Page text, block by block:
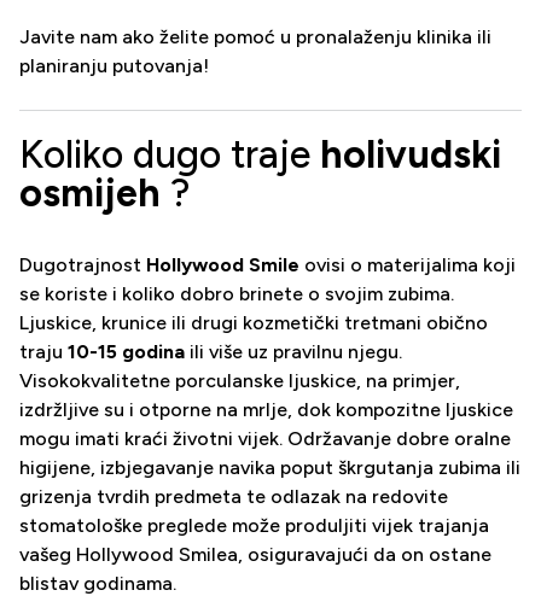
Javite nam ako želite pomoć u pronalaženju klinika ili
planiranju putovanja!
Koliko dugo traje holivudski
osmijeh ?
Dugotrajnost Hollywood Smile ovisi o materijalima koji
se koriste i koliko dobro brinete o svojim zubima.
Ljuskice, krunice ili drugi kozmetički tretmani obično
traju 10-15 godina ili više uz pravilnu njegu.
Visokokvalitetne porculanske ljuskice, na primjer,
izdržljive su i otporne na mrlje, dok kompozitne ljuskice
mogu imati kraći životni vijek. Održavanje dobre oralne
higijene, izbjegavanje navika poput škrgutanja zubima ili
grizenja tvrdih predmeta te odlazak na redovite
stomatološke preglede može produljiti vijek trajanja
vašeg Hollywood Smilea, osiguravajući da on ostane
blistav godinama.